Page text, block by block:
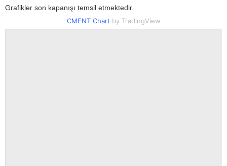
Grafikler son kapanışı temsil etmektedir.
CMENT Chart by TradingView